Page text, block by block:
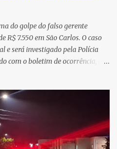
para produzir o maior benefício
encontra respaldo tanto na
do golpe do falso gerente
R$ 7.550 em São Carlos. O caso
e será investigado pela Polícia
com o boletim de ocorrência, a
atualizar o cadastro da conta
os procedimentos que deveriam
enviou um documento em
oficial da instituição financeira.
por telefone e encaminhou um